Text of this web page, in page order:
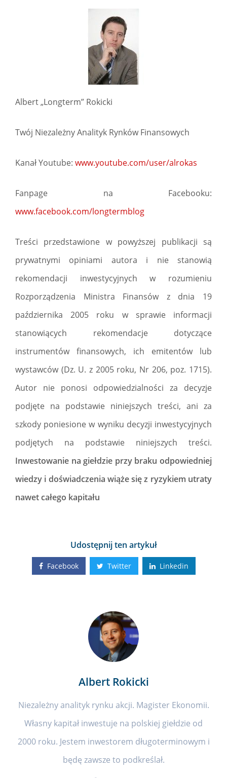
Albert „Longterm” Rokicki
Twój Niezależny Analityk Rynków Finansowych
Kanał Youtube: www.youtube.com/user/alrokas
Fanpage na Facebooku:
www.facebook.com/longtermblog
Treści przedstawione w powyższej publikacji są
prywatnymi opiniami autora i nie stanowią
rekomendacji inwestycyjnych w rozumieniu
Rozporządzenia Ministra Finansów z dnia 19
października 2005 roku w sprawie informacji
stanowiących rekomendacje dotyczące
instrumentów finansowych, ich emitentów lub
wystawców (Dz. U. z 2005 roku, Nr 206, poz. 1715).
Autor nie ponosi odpowiedzialności za decyzje
podjęte na podstawie niniejszych treści, ani za
szkody poniesione w wyniku decyzji inwestycyjnych
podjętych na podstawie niniejszych treści.
Inwestowanie na giełdzie przy braku odpowiedniej
wiedzy i doświadczenia wiąże się z ryzykiem utraty
nawet całego kapitału
Udostępnij ten artykuł
Facebook Twitter Linkedin
Albert Rokicki
Niezależny analityk rynku akcji. Magister Ekonomii.
Własny kapitał inwestuje na polskiej giełdzie od
2000 roku. Jestem inwestorem długoterminowym i
będę zawsze to podkreślał.